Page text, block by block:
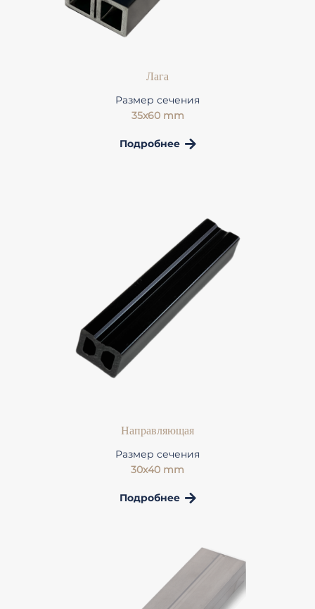
Лага
Размер сечения
35x60 mm
Подробнее
Направляющая
Размер сечения
30x40 mm
Подробнее